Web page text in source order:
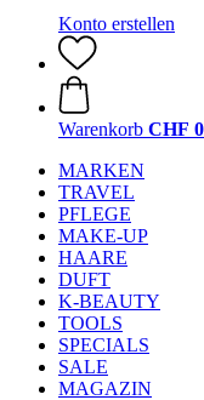
Konto erstellen
Warenkorb CHF
MARKEN
TRAVEL
PFLEGE
MAKE-UP
HAARE
DUFT
K-BEAUTY
TOOLS
SPECIALS
SALE
MAGAZIN